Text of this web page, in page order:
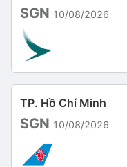
SGN 10/08/2026
TP. Hồ Chí Minh
SGN 10/08/2026